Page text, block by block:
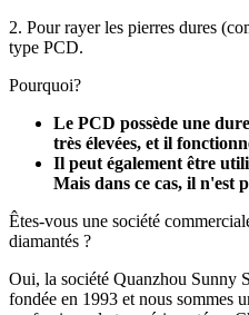
2. Pour rayer les pierres dures
type PCD.
Pourquoi?
Le PCD possède une
très élevées, et il
Il peut également être
Mais dans ce cas, il n'est
Êtes-vous une société
diamantés ?
Oui, la société Quanzhou Sunny
fondée en 1993 et ​​nous sommes